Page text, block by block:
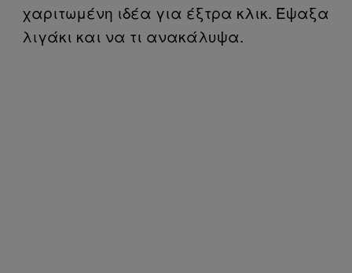
χαριτωμένη ιδέα για έξτρα κλικ. Έψαξα
λιγάκι και να τι ανακάλυψα.